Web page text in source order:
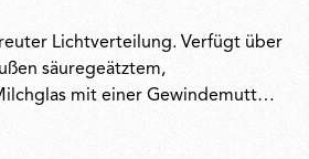
Lichtverteilung. Verfügt über
säuregeätztem,
mit einer Gewindemutter
hochfestem Stahl mit